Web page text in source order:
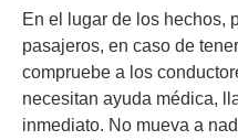
En el lugar de los hechos,
pasajeros, en caso de
compruebe a los
necesitan ayuda médica,
inmediato. No mueva a